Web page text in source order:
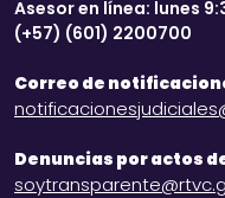
Asesor en línea: lunes
(+57) (601) 2200700
Correo de
Denuncias por actos